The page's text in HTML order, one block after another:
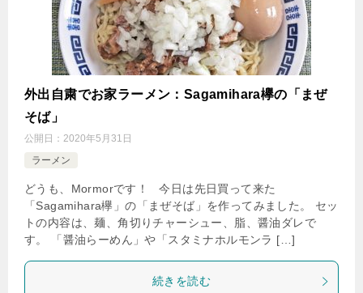
外出自粛でお家ラーメン：Sagamihara欅の「まぜ
そば」
公開日： 2020年5月31日
ラーメン
どうも、Mormorです！ 今日は先日買って来た
「Sagamihara欅」の「まぜそば」を作ってみました。 セッ
トの内容は、麺、角切りチャーシュー、脂、醤油ダレで
す。 「醤油らーめん」や「スタミナホルモンラ […]
続きを読む